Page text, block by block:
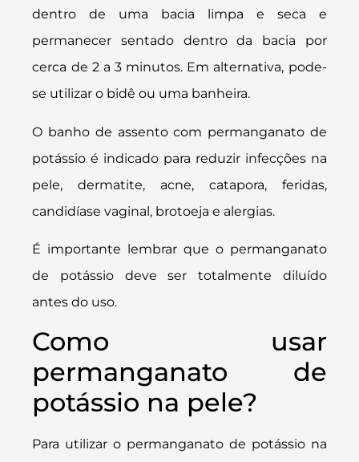
dentro de uma bacia limpa e seca e
permanecer sentado dentro da bacia por
cerca de 2 a 3 minutos. Em alternativa, pode-
se utilizar o bidê ou uma banheira.
O banho de assento com permanganato de
potássio é indicado para reduzir infecções na
pele, dermatite, acne, catapora, feridas,
candidíase vaginal, brotoeja e alergias.
É importante lembrar que o permanganato
de potássio deve ser totalmente diluído
antes do uso.
Como usar
permanganato de
potássio na pele?
Para utilizar o permanganato de potássio na